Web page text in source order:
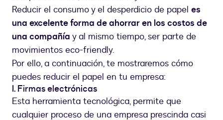
Reducir el consumo y el desperdicio de papel es
una excelente forma de ahorrar en los costos de
una compañía y al mismo tiempo, ser parte de
movimientos eco-friendly.
Por ello, a continuación, te mostraremos cómo
puedes reducir el papel en tu empresa:
I. Firmas electrónicas
Esta herramienta tecnológica, permite que
cualquier proceso de una empresa prescinda casi